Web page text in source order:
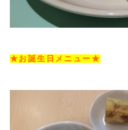
★お誕生日メニュー★